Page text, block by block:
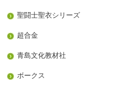
聖闘士聖衣シリーズ
超合金
青島文化教材社
ボークス